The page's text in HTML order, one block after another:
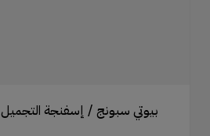
بيوتي سبونج / إسفنجة التجميل